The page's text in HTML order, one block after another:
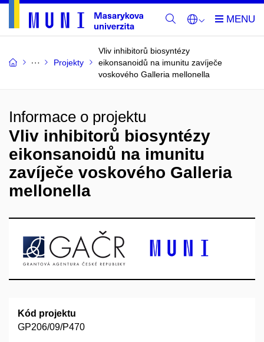
Projekty
Vliv inhibitorů biosyntézy
eikonsanoidů na imunitu zavíječe
voskového Galleria mellonella
Informace o projektu
Vliv inhibitorů biosyntézy
eikonsanoidů na imunitu
zavíječe voskového Galleria
mellonella
Kód projektu
GP206/09/P470